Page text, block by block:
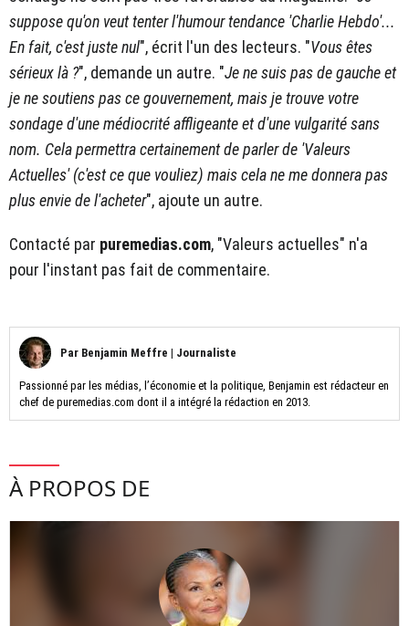
suppose qu'on veut tenter l'humour tendance 'Charlie Hebdo'...
En fait, c'est juste nul", écrit l'un des lecteurs. "Vous êtes
sérieux là ?", demande un autre. "Je ne suis pas de gauche et
je ne soutiens pas ce gouvernement, mais je trouve votre
sondage d'une médiocrité affligeante et d'une vulgarité sans
nom. Cela permettra certainement de parler de 'Valeurs
Actuelles' (c'est ce que vouliez) mais cela ne me donnera pas
plus envie de l'acheter", ajoute un autre.
Contacté par puremedias.com, "Valeurs actuelles" n'a
pour l'instant pas fait de commentaire.
Par Benjamin Meffre | Journaliste
Passionné par les médias, l’économie et la politique, Benjamin est rédacteur en
chef de puremedias.com dont il a intégré la rédaction en 2013.
À PROPOS DE